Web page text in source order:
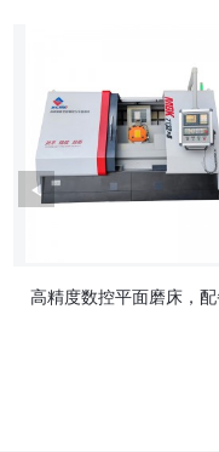
高精度数控平面磨床，配